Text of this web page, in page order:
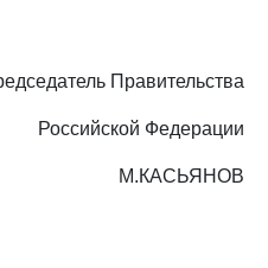
Правительства
Российской Федерации
М.КАСЬЯНОВ